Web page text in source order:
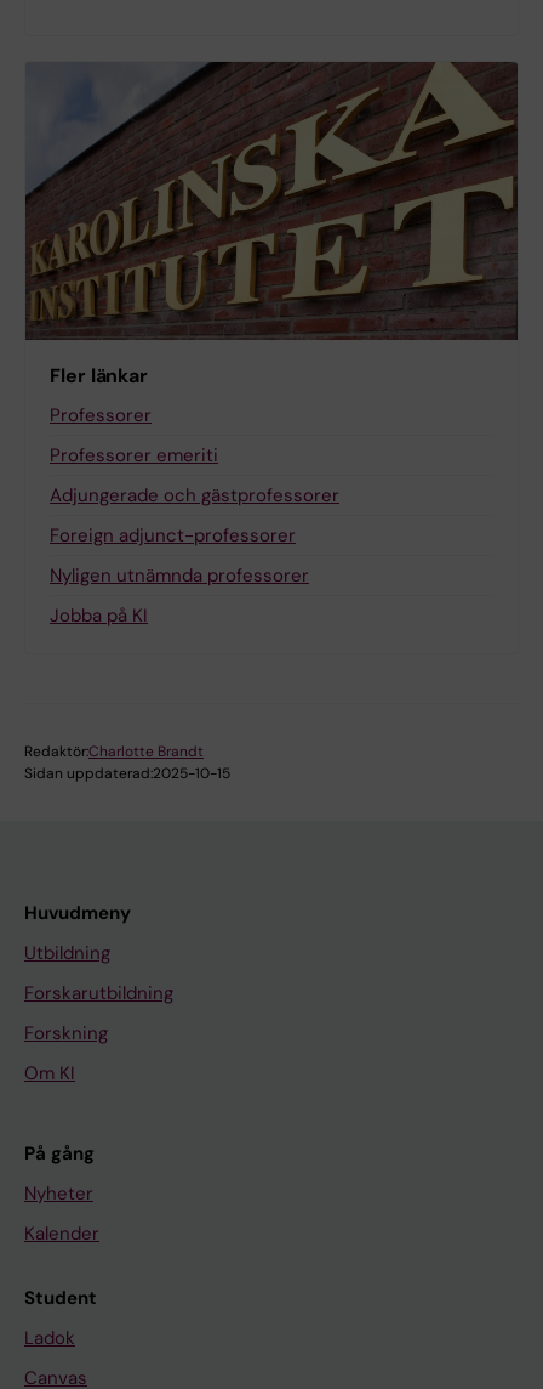
Fler länkar
Professorer
Professorer emeriti
Adjungerade och gästprofessorer
Foreign adjunct-professorer
Nyligen utnämnda professorer
Jobba på KI
Redaktör:Charlotte Brandt
Sidan uppdaterad:2025-10-15
Huvudmeny
Utbildning
Forskarutbildning
Forskning
Om KI
På gång
Nyheter
Kalender
Student
Ladok
Canvas